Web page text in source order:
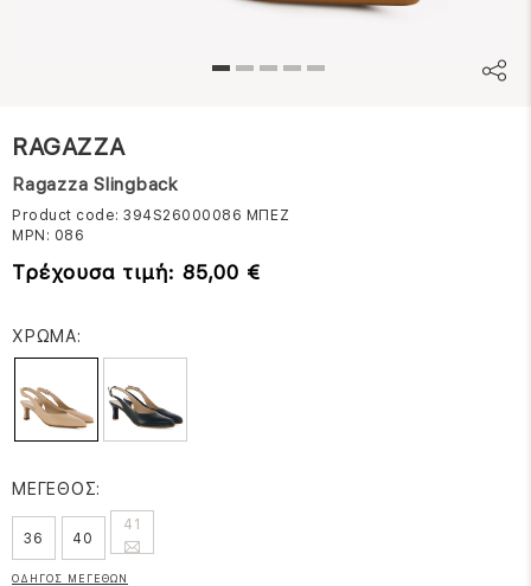
RAGAZZA
Ragazza Slingback
Product code: 394S26000086 ΜΠΕΖ
MPN: 086
Τρέχουσα τιμή: 85,00 €
ΧΡΩΜΑ:
ΜΕΓΕΘΟΣ:
36 40
41
ΟΔΗΓΟΣ ΜΕΓΕΘΩΝ